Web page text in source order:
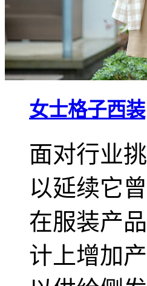
女士格子西装
面对行业
以延续它
在服装产
计上增加